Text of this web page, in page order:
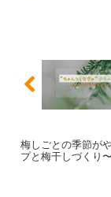
梅しごとの季節が
プと梅干しづくり〜